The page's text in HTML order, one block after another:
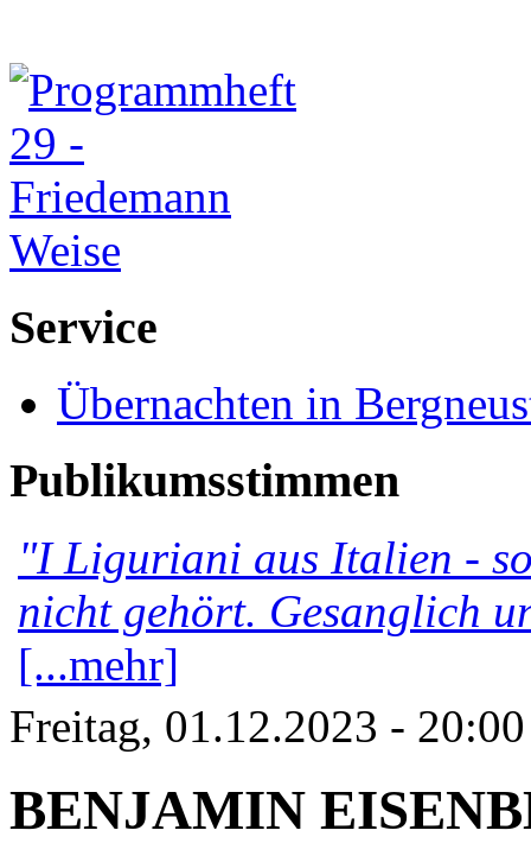
Service
Übernachten in
Publikumsstimmen
"I Liguriani aus Italien -
nicht gehört. Gesanglich
[...mehr]
Freitag, 01.12.2023 - 20:00
BENJAMIN